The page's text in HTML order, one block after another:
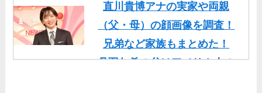
直川貴博アナの実家や両親
（父・母）の顔画像を調査！
兄弟など家族もまとめた！
丹羽仁希の父はアメリカ人の